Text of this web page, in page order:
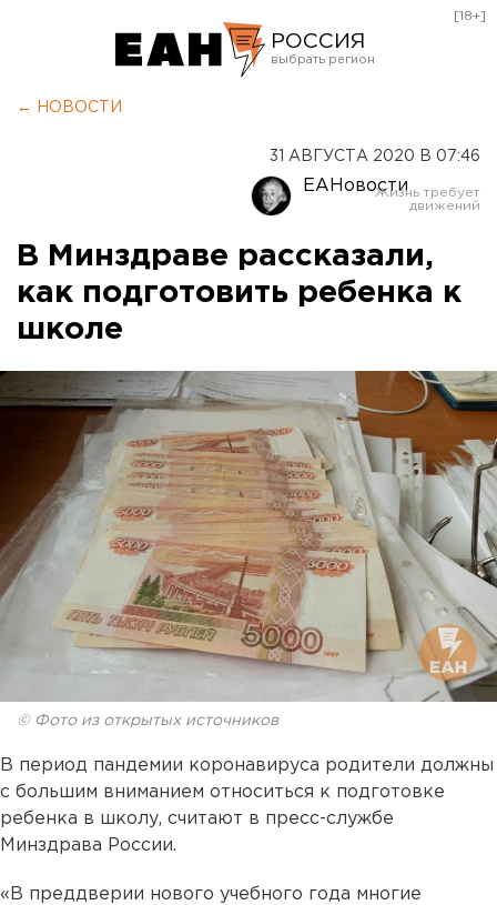
РОССИЯ
Оренбург
[18+]
← НОВОСТИ
31 АВГУСТА 2020 В 07:46
ЕАНовости
В Минздраве рассказали,
как подготовить ребенка к
школе
© Фото из открытых источников
В период пандемии коронавируса родители должны
с большим вниманием относиться к подготовке
ребенка в школу, считают в пресс-службе
Минздрава России.
«В преддверии нового учебного года многие